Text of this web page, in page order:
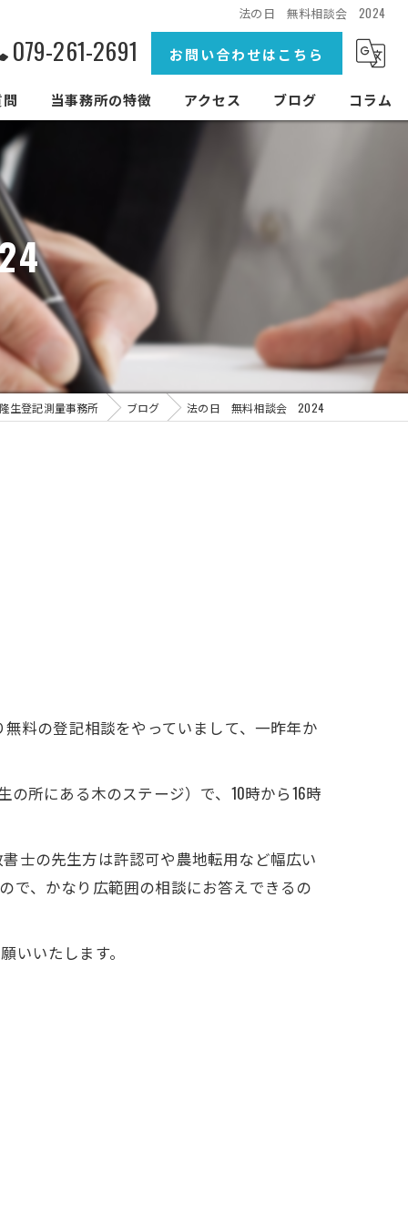
法の日 無料相談会 2024
079-261-2691 お問い合わせはこちら
当事務所の特徴
分筆
合筆
未登記家屋
アクセス ブログ コラム
生登記測量事務所 ブログ 法の日 無料相談会 2024
料の登記相談をやっていまして、一昨年か
所にある木のステージ）で、10時から16時
士の先生方は許認可や農地転用など幅広い
で、かなり広範囲の相談にお答えできるの
いいたします。